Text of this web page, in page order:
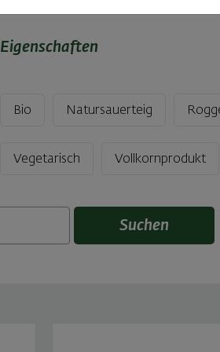
Eigenschaften
Bio Natursauerteig
Vegetarisch Vollkornprodukt
Suchen